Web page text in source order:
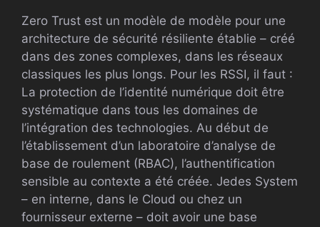
Zero Trust est un modèle de modèle pour une
architecture de sécurité résiliente établie – créé
dans des zones complexes, dans les réseaux
classiques les plus longs. Pour les RSSI, il faut :
La protection de l’identité numérique doit être
systématique dans tous les domaines de
l’intégration des technologies. Au début de
l’établissement d’un laboratoire d’analyse de
base de roulement (RBAC), l’authentification
sensible au contexte a été créée. Jedes System
– en interne, dans le Cloud ou chez un
fournisseur externe – doit avoir une base